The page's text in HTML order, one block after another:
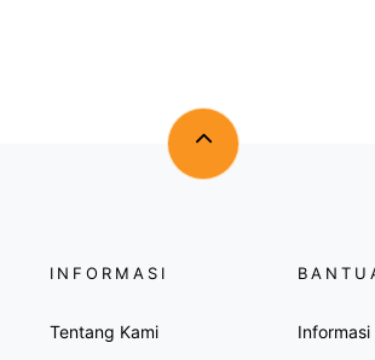
INFORMASI
Tentang Kami